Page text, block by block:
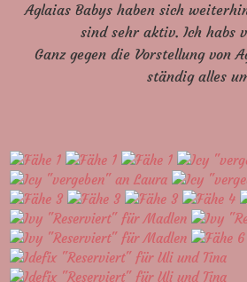
Aglaias Babys haben sich
sind sehr aktiv. Ich habs
Ganz gegen die Vorstellung von
ständig alles